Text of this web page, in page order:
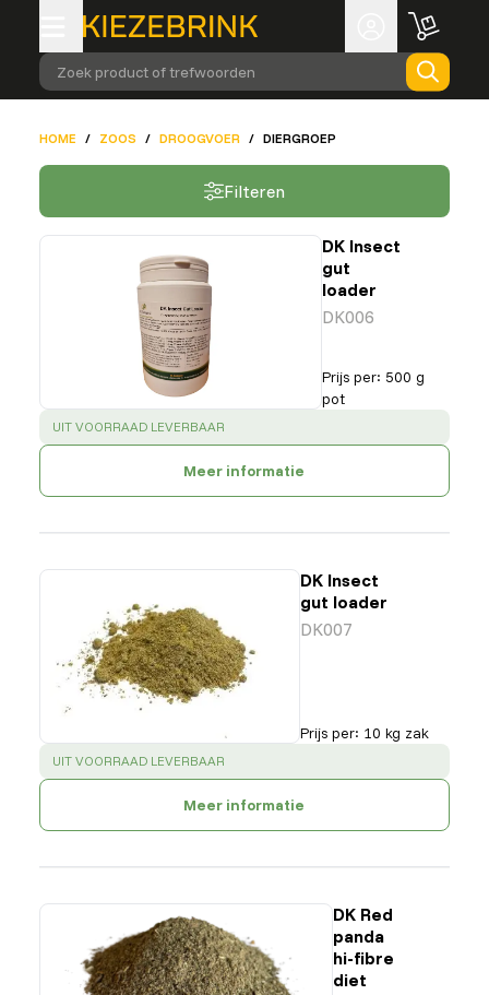
Zoek product of trefwoorden
HOME / ZOOS / DROOGVOER / DIERGROEP
Filteren
DK Insect
gut
loader
DK006
Prijs per: 500 g
pot
SUCCESS:
UIT VOORRAAD LEVERBAAR
Meer informatie
DK Insect
gut loader
DK007
Prijs per: 10 kg zak
SUCCESS:
UIT VOORRAAD LEVERBAAR
Meer informatie
DK Red
panda
hi-fibre
diet